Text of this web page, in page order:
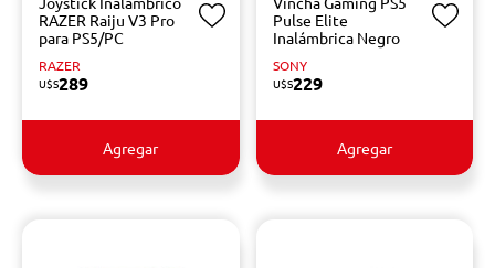
RAZER Raiju V3 Pro
para PS5/PC
RAZER
U$S289
Agregar
Pulse Elite
Inalámbrica Negro
SONY
U$S229
Agregar